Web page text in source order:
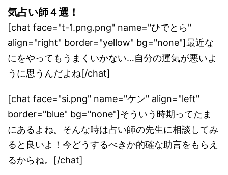
気占い師４選！
[chat face="t-1.png.png" name="ひでとら"
align="right" border="yellow" bg="none"]最近な
にをやってもうまくいかない…自分の運気が悪いよ
うに思うんだよね[/chat]
[chat face="si.png" name="ケン" align="left"
border="blue" bg="none"]そういう時期ってたま
にあるよね。そんな時は占い師の先生に相談してみ
ると良いよ！今どうするべきか的確な助言をもらえ
るからね。[/chat]